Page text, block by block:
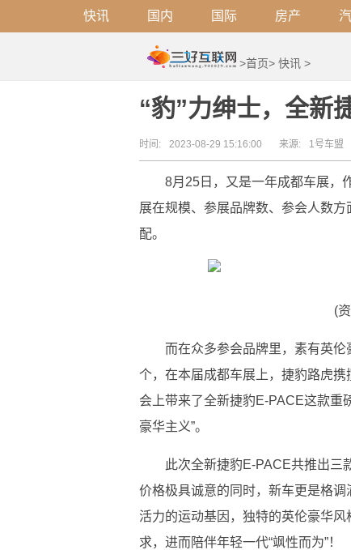
快讯 国内 国际 房产
>首页> 快讯 >
“豹”力绅士，全新
时间: 2023-08-29 15:16:00 来源: 1号车盟
8月25日，又是一年成都车展，
展在规模、参展品牌数、参会人数
配。
(
而在众多参会品牌里，素有英
个，在本届成都车展上，捷豹路虎
会上带来了全新捷豹E-PACE这款重
豪华主义”。
此次全新捷豹E-PACE共推出三
价格极具诚意的同时，新车更是格
活力的运动基因，独特的英伦豪华
求，进而陪伴年轻一代“飒性而为”！